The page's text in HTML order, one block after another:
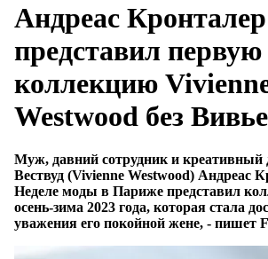
Андреас Кронталер
представил первую
коллекцию
Westwood без
Муж, давний сотрудник и креативный
Вествуд (Vivienne Westwood) Андреас
Неделе моды в Париже представил
осень-зима 2023 года, которая стала
уважения его покойной жене, - пишет